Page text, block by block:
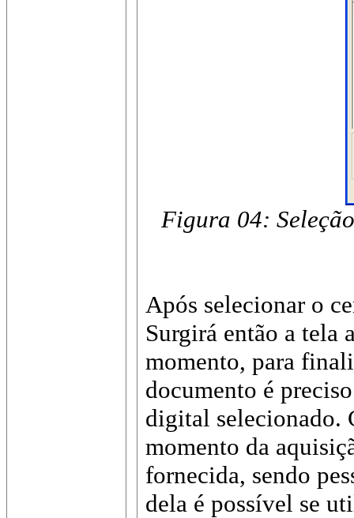
Figura 04:
Após selecionar o
Surgirá então a tela
momento, para
documento é
digital selecionado.
momento da
fornecida, sendo
dela é possível se